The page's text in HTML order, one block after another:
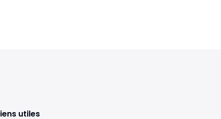
utiles